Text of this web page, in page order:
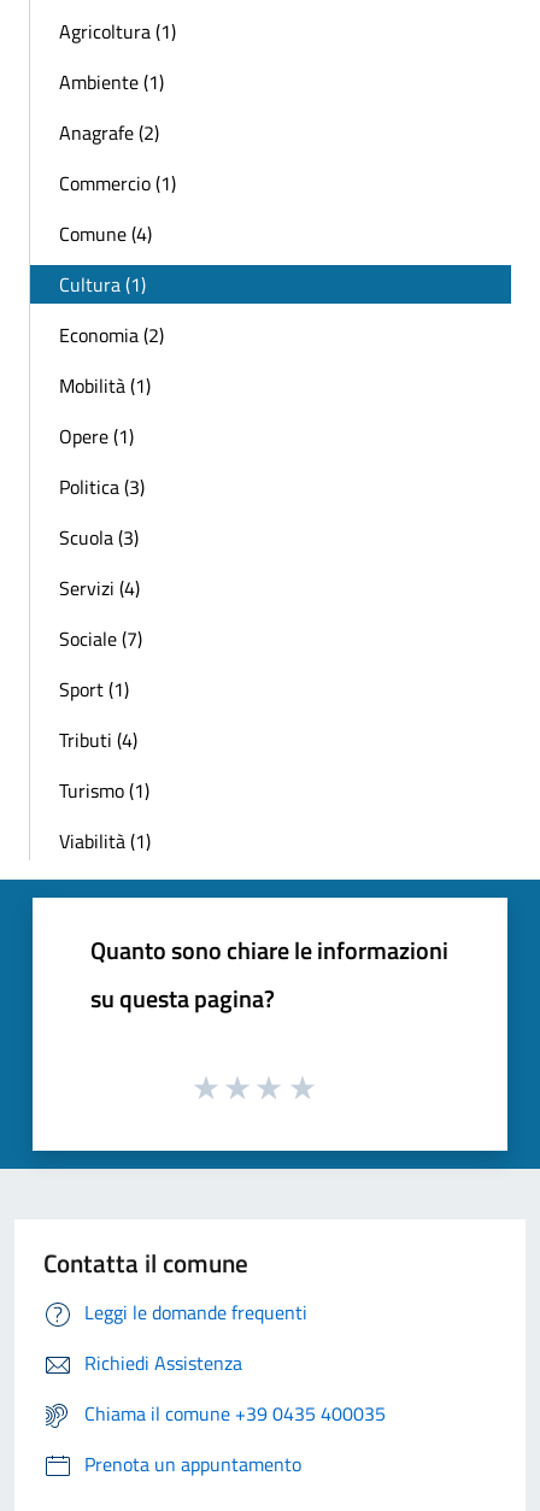
Agricoltura (1)
Ambiente (1)
Anagrafe (2)
Commercio (1)
Comune (4)
Cultura (1)
Economia (2)
Mobilità (1)
Opere (1)
Politica (3)
Scuola (3)
Servizi (4)
Sociale (7)
Sport (1)
Tributi (4)
Turismo (1)
Viabilità (1)
Quanto sono chiare le informazioni
su questa pagina?
Contatta il comune
Leggi le domande frequenti
Richiedi Assistenza
Chiama il comune +39 0435 400035
Prenota un appuntamento